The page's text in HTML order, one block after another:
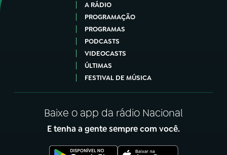
A RÁDIO
PROGRAMAÇÃO
PROGRAMAS
PODCASTS
VIDEOCASTS
ÚLTIMAS
FESTIVAL DE MÚSICA
Baixe o app da rádio Nacional
E tenha a gente sempre com você.